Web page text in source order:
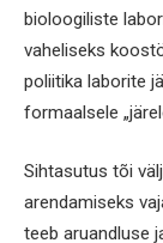
bioloogiliste
vaheliseks
poliitika laborite
formaalsele
Sihtasutus tõi
arendamiseks
teeb aruandluse